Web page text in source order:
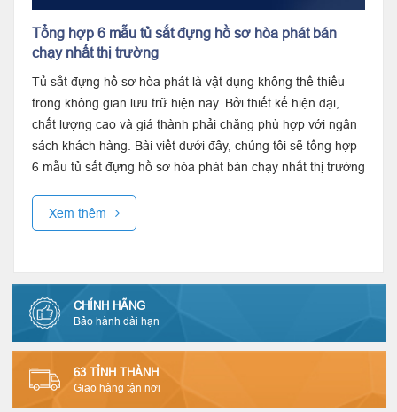
Tổng hợp 6 mẫu tủ sắt đựng hồ sơ hòa phát bán
chạy nhất thị trường
Tủ sắt đựng hồ sơ hòa phát là vật dụng không thể thiếu
trong không gian lưu trữ hiện nay. Bởi thiết kế hiện đại,
chất lượng cao và giá thành phải chăng phù hợp với ngân
sách khách hàng. Bài viết dưới đây, chúng tôi sẽ tổng hợp
6 mẫu tủ sắt đựng hồ sơ hòa phát bán chạy nhất thị trường
Xem thêm
CHÍNH HÃNG
Bảo hành dài hạn
63 TỈNH THÀNH
Giao hàng tận nơi